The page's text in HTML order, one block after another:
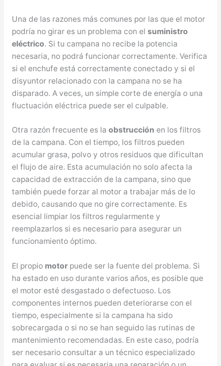
Una de las razones más comunes por las que el motor
podría no girar es un problema con el suministro
eléctrico. Si tu campana no recibe la potencia
necesaria, no podrá funcionar correctamente. Verifica
si el enchufe está correctamente conectado y si el
disyuntor relacionado con la campana no se ha
disparado. A veces, un simple corte de energía o una
fluctuación eléctrica puede ser el culpable.
Otra razón frecuente es la obstrucción en los filtros
de la campana. Con el tiempo, los filtros pueden
acumular grasa, polvo y otros residuos que dificultan
el flujo de aire. Esta acumulación no solo afecta la
capacidad de extracción de la campana, sino que
también puede forzar al motor a trabajar más de lo
debido, causando que no gire correctamente. Es
esencial limpiar los filtros regularmente y
reemplazarlos si es necesario para asegurar un
funcionamiento óptimo.
El propio motorpuede ser la fuente del problema. Si
ha estado en uso durante varios años, es posible que
el motor esté desgastado o defectuoso. Los
componentes internos pueden deteriorarse con el
tiempo, especialmente si la campana ha sido
sobrecargada o si no se han seguido las rutinas de
mantenimiento recomendadas. En este caso, podría
ser necesario consultar a un técnico especializado